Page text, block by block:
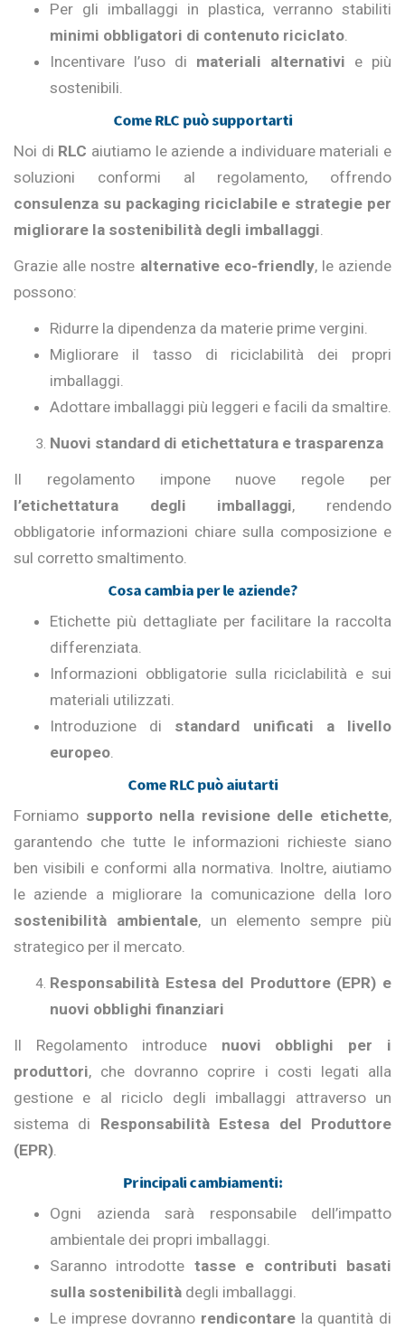
Per gli imballaggi in plastica, verranno stabiliti
minimi obbligatori di contenuto riciclato.
Incentivare l’uso di materiali alternativi e più
sostenibili.
Come RLC può supportarti
Noi di RLC aiutiamo le aziende a individuare materiali e
soluzioni conformi al regolamento, offrendo
consulenza su packaging riciclabile e strategie per
migliorare la sostenibilità degli imballaggi.
Grazie alle nostre alternative eco-friendly, le aziende
possono:
Ridurre la dipendenza da materie prime vergini.
Migliorare il tasso di riciclabilità dei propri
imballaggi.
Adottare imballaggi più leggeri e facili da smaltire.
Nuovi standard di etichettatura e trasparenza
Il regolamento impone nuove regole per
l’etichettatura degli imballaggi, rendendo
obbligatorie informazioni chiare sulla composizione e
sul corretto smaltimento.
Cosa cambia per le aziende?
Etichette più dettagliate per facilitare la raccolta
differenziata.
Informazioni obbligatorie sulla riciclabilità e sui
materiali utilizzati.
Introduzione di standard unificati a livello
europeo.
Come RLC può aiutarti
Forniamo supporto nella revisione delle etichette,
garantendo che tutte le informazioni richieste siano
ben visibili e conformi alla normativa. Inoltre, aiutiamo
le aziende a migliorare la comunicazione della loro
sostenibilità ambientale, un elemento sempre più
strategico per il mercato.
Responsabilità Estesa del Produttore (EPR) e
nuovi obblighi finanziari
Il Regolamento introduce nuovi obblighi per i
produttori, che dovranno coprire i costi legati alla
gestione e al riciclo degli imballaggi attraverso un
sistema di Responsabilità Estesa del Produttore
(EPR).
Principali cambiamenti:
Ogni azienda sarà responsabile dell’impatto
ambientale dei propri imballaggi.
Saranno introdotte tasse e contributi basati
sulla sostenibilità degli imballaggi.
Le imprese dovranno rendicontare la quantità di